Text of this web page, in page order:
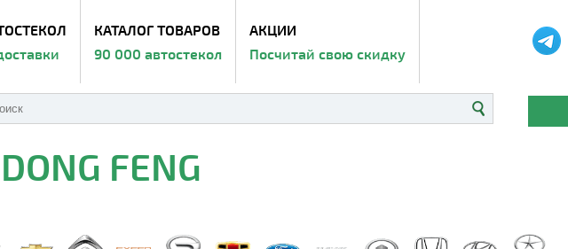
КАТАЛОГ ТОВАРОВ
90 000 автостекол
АКЦИИ
Посчитай свою скидку
FENG